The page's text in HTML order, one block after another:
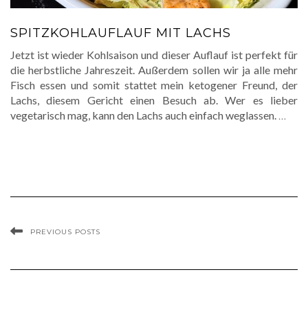
SPITZKOHLAUFLAUF MIT LACHS
Jetzt ist wieder Kohlsaison und dieser Auflauf ist perfekt für
die herbstliche Jahreszeit. Außerdem sollen wir ja alle mehr
Fisch essen und somit stattet mein ketogener Freund, der
Lachs, diesem Gericht einen Besuch ab. Wer es lieber
vegetarisch mag, kann den Lachs auch einfach weglassen. …
PREVIOUS POSTS